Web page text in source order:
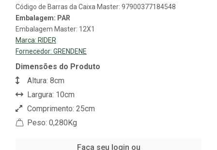
Código de Barras da Caixa Master: 97900377184548
Embalagem: PAR
Embalagem Master: 12X1
Marca: RIDER
Fornecedor: GRENDENE
Dimensões do Produto
Altura: 8cm
Largura: 10cm
Comprimento: 25cm
Peso: 0,280Kg
Faça seu login ou